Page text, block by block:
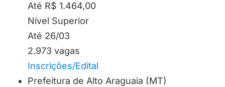
Até R$ 1.464,00
Nível Superior
Até 26/03
2.973 vagas
Inscrições/Edital
Prefeitura de Alto Araguaia (MT)